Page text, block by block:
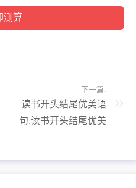
下一篇:
读书开头结尾优美语
句,读书开头结尾优美